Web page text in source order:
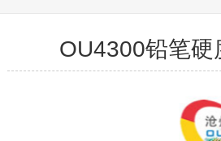
OU4300铅笔硬